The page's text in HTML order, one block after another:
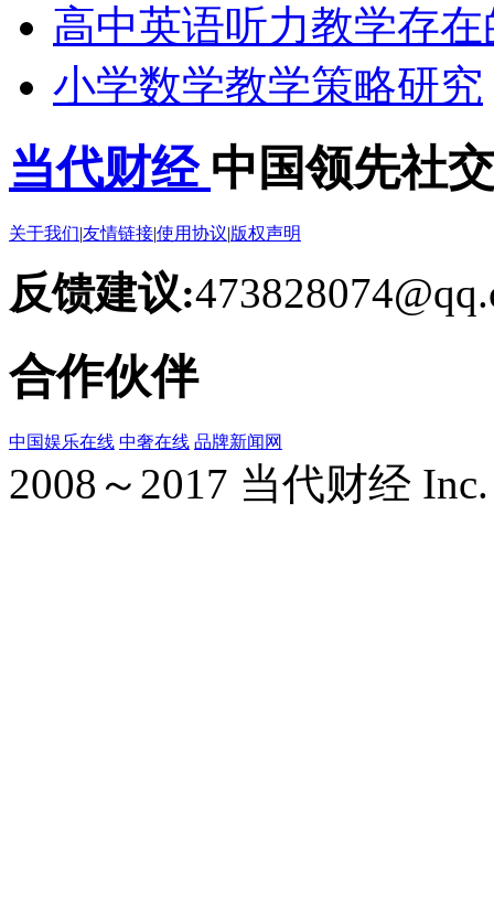
高中英语听力教学存
小学数学教学策略研究
当代财经 中国领先社
关于我们|友情链接|使用协议|版权声明
反馈建议:
合作伙伴
中国娱乐在线 中奢在线 品牌新闻网
2008～2017 当代财经